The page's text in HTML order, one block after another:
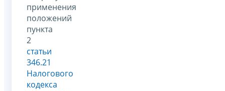
применения
положений
пункта
2
статьи
346.21
Налогового
кодекса